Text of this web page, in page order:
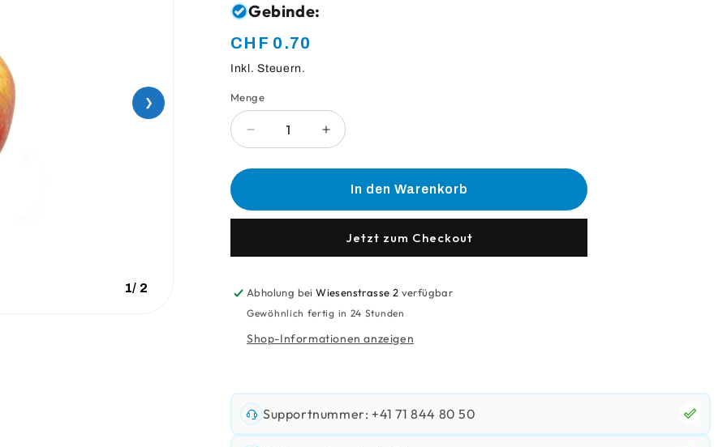
❯
1/ 2
Gebinde:
Normaler
Preis
CHF 0.70
Inkl. Steuern.
Anzahl
Menge
Verringere
die
Menge
Aus
Region
Erhöhe
die
Menge
Aus
Der
Region
In den Warenkorb
Jetzt zum Checkout
Abholung beiWiesenstrasse 2 verfügbar
Gewöhnlich fertig in 24 Stunden
Shop-Informationen anzeigen
Supportnummer: +41 71 844 80 50